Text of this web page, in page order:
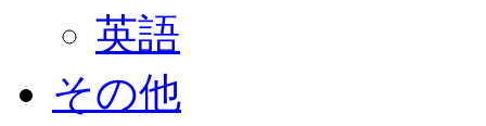
英語
その他